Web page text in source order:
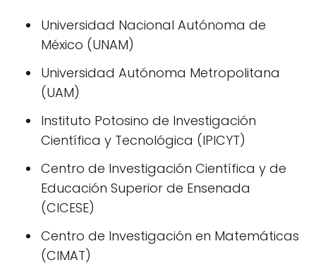
Universidad Nacional Autónoma de
México (UNAM)
Universidad Autónoma Metropolitana
(UAM)
Instituto Potosino de Investigación
Científica y Tecnológica (IPICYT)
Centro de Investigación Científica y de
Educación Superior de Ensenada
(CICESE)
Centro de Investigación en Matemáticas
(CIMAT)